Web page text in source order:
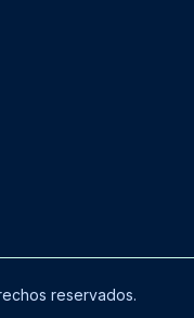
reservados.